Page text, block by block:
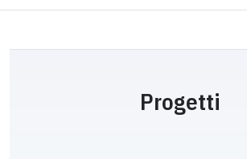
Progetti